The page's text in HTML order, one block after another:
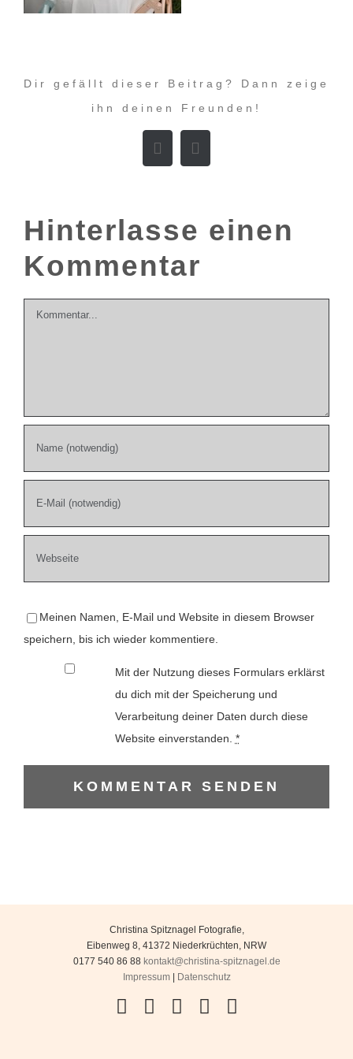
Dir gefällt dieser Beitrag? Dann zeige
ihn deinen Freunden!
Facebook
E-
Mail
Hinterlasse einen
Kommentar
Kommentar
Meinen Namen, E-Mail und Website in diesem Browser
speichern, bis ich wieder kommentiere.
Mit der Nutzung dieses Formulars erklärst
du dich mit der Speicherung und
Verarbeitung deiner Daten durch diese
Website einverstanden. *
Christina Spitznagel Fotografie
Eibenweg 8 41372 Niederkrüchten NRW
0177 540 86 88 kontakt@christina-spitznagel.de
Impressum| Datenschutz
Facebook
Instagram
YouTube
Flickr